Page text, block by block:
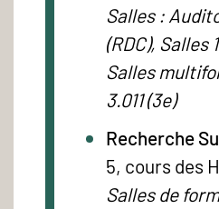
Salles :
(RDC), Salles
Salles
3.011 (3e)
Recherche
5, cours des
Salles de